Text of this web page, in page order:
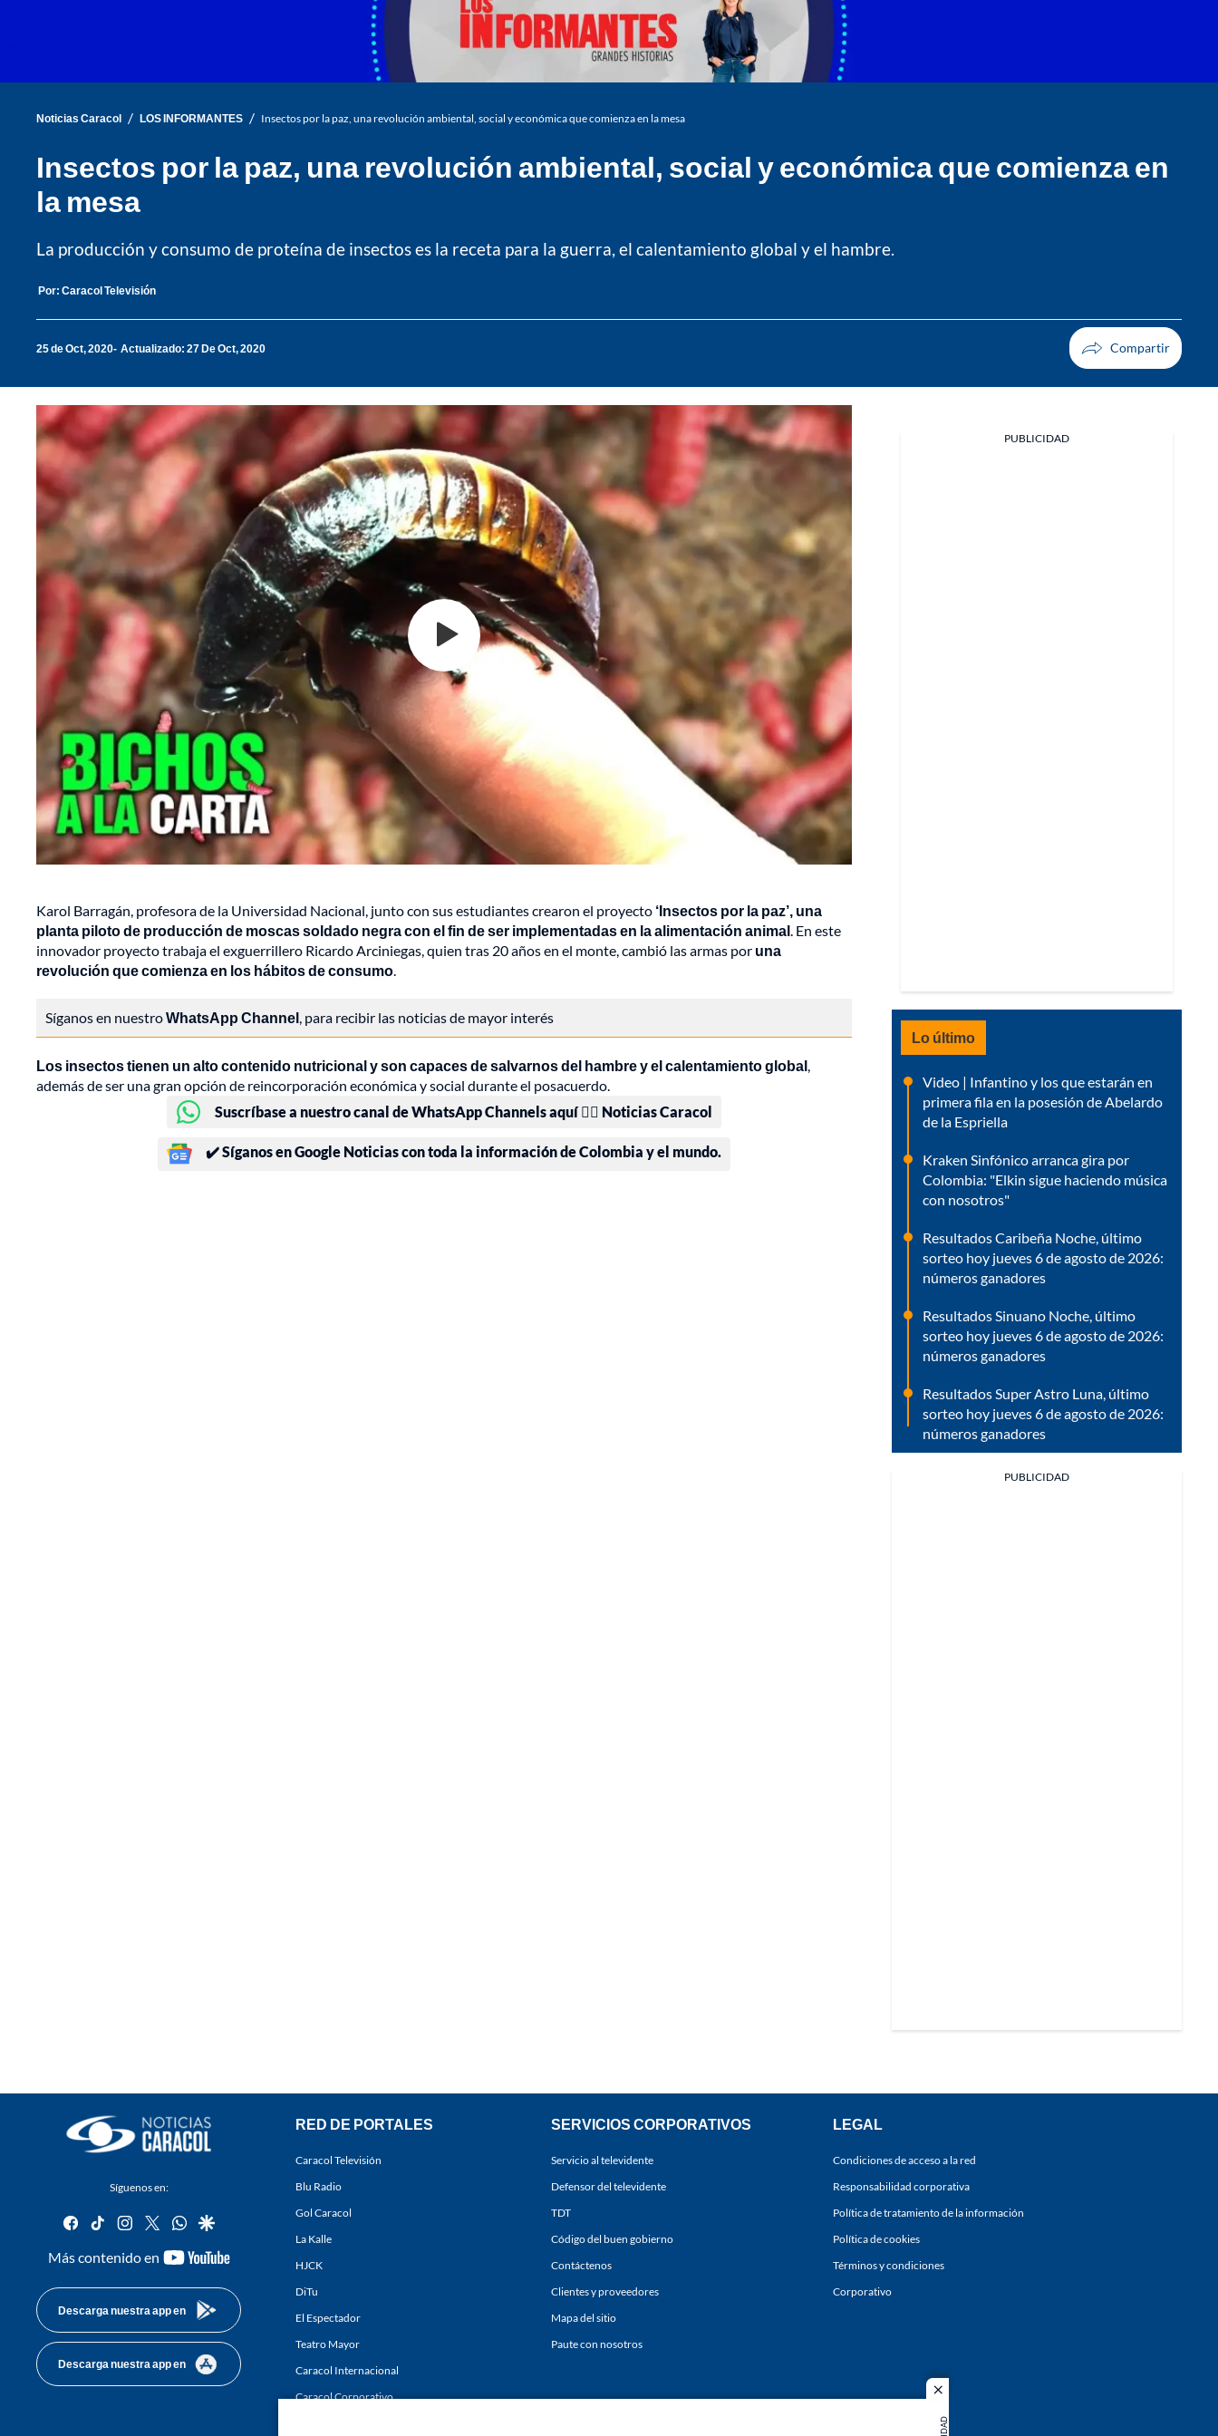
close
Noticias Caracol / LOS INFORMANTES / Insectos por la paz, una revolución ambiental, social y económica que comienza en la mesa
Insectos por la paz, una revolución ambiental, social y económica que comienza en
la mesa
La producción y consumo de proteína de insectos es la receta para la guerra, el calentamiento global y el hambre.
Por: Caracol Televisión
25 de Oct, 2020 Actualizado: 27 De Oct, 2020
Karol Barragán, profesora de la Universidad Nacional, junto con sus estudiantes crearon el proyecto ‘Insectos por la paz’, una
planta piloto de producción de moscas soldado negra con el fin de ser implementadas en la alimentación animal . En este
innovador proyecto trabaja el exguerrillero Ricardo Arciniegas, quien tras 20 años en el monte, cambió las armas por una
revolución que comienza en los hábitos de consumo
Síganos en nuestroWhatsApp Channel , para recibir las noticias de mayor interés
Los insectos tienen un alto contenido nutricional y son capaces de salvarnos del hambre y el calentamiento global
además de ser una gran opción de reincorporación económica y social durante el posacuerdo.
Suscríbase a nuestro canal de WhatsApp Channels aquí 👉🏻 Noticias Caracol
✔️ Síganos en Google Noticias con toda la información de Colombia y el mundo.
PUBLICIDAD
Lo último
Video | Infantino y los que estarán en
primera fila en la posesión de Abelardo
de la Espriella
Kraken Sinfónico arranca gira por
Colombia: "Elkin sigue haciendo música
con nosotros"
Resultados Caribeña Noche, último
sorteo hoy jueves 6 de agosto de 2026:
números ganadores
Resultados Sinuano Noche, último
sorteo hoy jueves 6 de agosto de 2026:
números ganadores
Resultados Super Astro Luna, último
sorteo hoy jueves 6 de agosto de 2026:
números ganadores
PUBLICIDAD
Síguenos en:
facebook
tiktok instagram
twitterwhatsapp
google
Más contenido en
youtube-
Descarga nuestra app en
Descarga nuestra app en
RED DE PORTALES
Caracol Televisión
Blu Radio
Gol Caracol
La Kalle
HJCK
DiTu
El Espectador
Teatro Mayor
Caracol Internacional
Caracol Corporativo
SERVICIOS CORPORATIVOS
Servicio al televidente
Defensor del televidente
TDT
Código del buen gobierno
Contáctenos
Clientes y proveedores
Mapa del sitio
Paute con nosotros
LEGAL
Condiciones de acceso a la red
Responsabilidad corporativa
Política de tratamiento de la información
Política de cookies
Términos y condiciones
Corporativo